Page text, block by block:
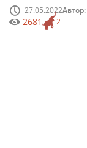
27.05.2022Автор:
2
2681